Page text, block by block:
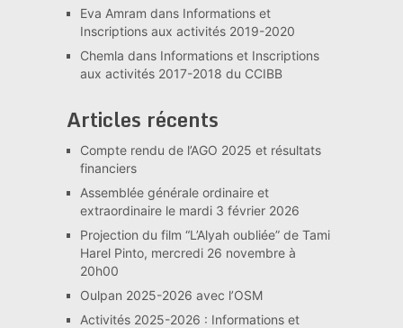
Eva Amram dans Informations et
Inscriptions aux activités 2019-2020
Chemla dans Informations et Inscriptions
aux activités 2017-2018 du CCIBB
Articles récents
Compte rendu de l’AGO 2025 et résultats
financiers
Assemblée générale ordinaire et
extraordinaire le mardi 3 février 2026
Projection du film “L’Alyah oubliée” de Tami
Harel Pinto, mercredi 26 novembre à
20h00
Oulpan 2025-2026 avec l’OSM
Activités 2025-2026 : Informations et